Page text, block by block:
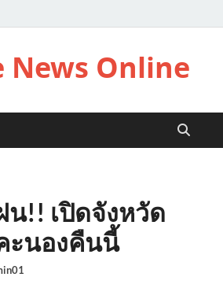
News Online
น!! เปิดจังหวัด
ะนองคืนนี้